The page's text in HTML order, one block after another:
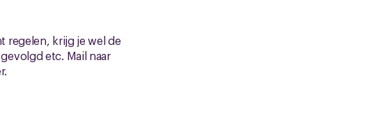
regelen, krijg je wel de
etc. Mail naar